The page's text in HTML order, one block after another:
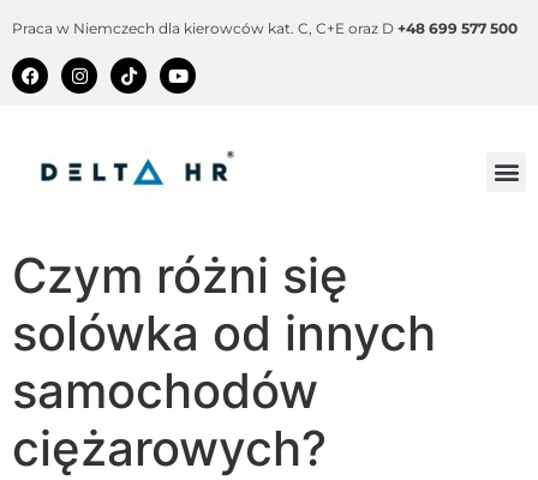
Praca w Niemczech dla kierowców kat. C, C+E oraz D +48 699 577 500
Czym różni się
solówka od innych
samochodów
ciężarowych?